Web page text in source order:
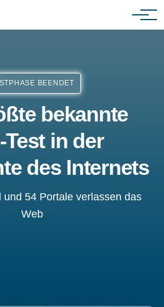
BEENDET
bekannte
Test in der
des Internets
und 54 Portale verlassen das
Web